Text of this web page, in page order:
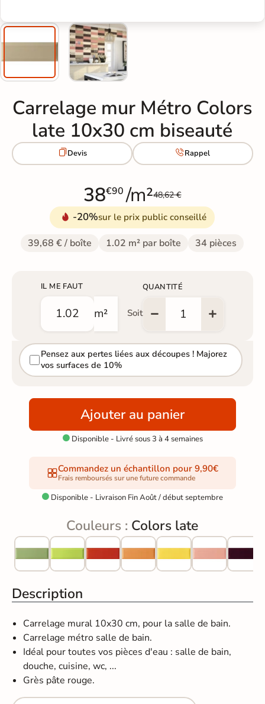
Carrelage mur Métro Colors
late 10x30 cm biseauté
Devis Rappel
38€90 /m²48,62 €
-20%sur le prix public conseillé
39,68 € / boîte 1.02 m² par boîte 34 pièces
IL ME FAUT
m² Soit
QUANTITÉ
Pensez aux pertes liées aux découpes ! Majorez
vos surfaces de 10%
Ajouter au panier
Disponible - Livré sous 3 à 4 semaines
Commandez un échantillon pour 9,90€
Frais remboursés sur une future commande
 Disponible - Livraison Fin Août / début septembre
Couleurs : Colors late
Description
Carrelage mural 10x30 cm, pour la salle de bain.
Carrelage métro salle de bain.
Idéal pour toutes vos pièces d'eau : salle de bain,
douche, cuisine, wc, ...
Grès pâte rouge.